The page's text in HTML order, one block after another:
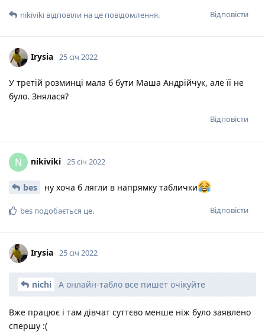
Відповісти
nikiviki відповіли на це повідомлення.
Irysia 25 січ 2022
У третій розминці мала б бути Маша Андрійчук, але її не
було. Знялася?
Відповісти
N nikiviki 25 січ 2022
bes ну хоча б лягли в напрямку таблички
Відповісти
bes подобається це.
Irysia 25 січ 2022
nichi А онлайн-табло все пишет очікуйте
Вже працює і там дівчат суттєво менше ніж було заявлено
спершу :(